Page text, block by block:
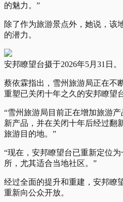
的魅力。”
除了作为旅游景点外，她说，该
的潜力。
安邦瞭望台摄于2026年5月31日。
蔡依霖指出，雪州旅游局正在不
重塑已关闭十年之久的安邦瞭望
“雪州旅游局目前正在增加旅游
新产品，并在关闭十年后经过翻
旅游目的地。”
“现在，安邦瞭望台已重新定位
所，尤其适合当地社区。”
经过全面的提升和重建，安邦瞭
重新向公众开放。